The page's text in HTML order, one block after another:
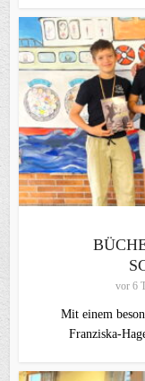
vor 6
Mit einem
Franziska-